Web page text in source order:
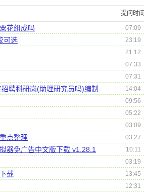
提问时间
花组成吗 07:09
可选 23:19
21:12
07:33
07:31
聘科研岗(助理研究员吗)编制 14:04
09:56
05:22
03:09
点整理 03:27
器免广告中文版下载 v1.28.1 10:11
03:19
载 13:45
12:31